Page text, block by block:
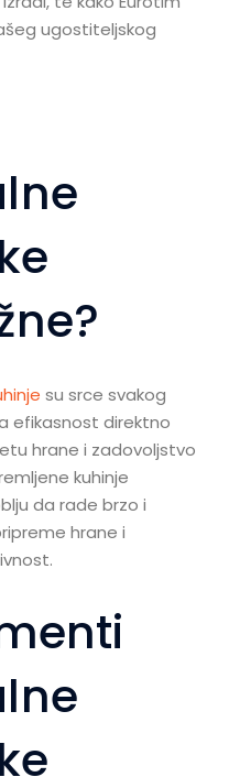
ugostiteljskog
su srce svakog
efikasnost direktno
hrane i zadovoljstvo
kuhinje
da rade brzo i
hrane i